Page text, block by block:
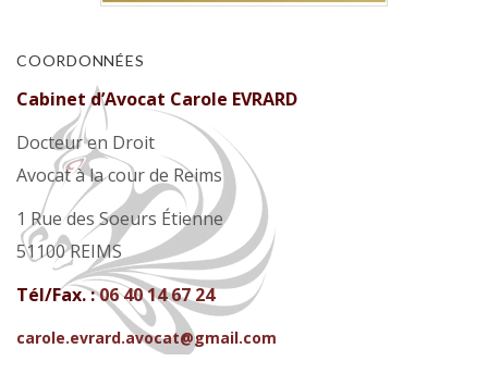
COORDONNÉES
Cabinet d’Avocat Carole EVRARD
Docteur en Droit
Avocat à la cour de Reims
1 Rue des Soeurs Étienne
51100 REIMS
Tél/Fax. :06 40 14 67 24
carole.evrard.avocat@gmail.com